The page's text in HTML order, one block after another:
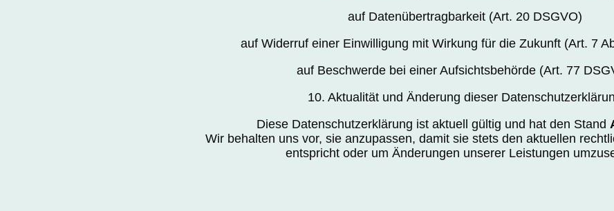
auf Datenübertragbarkeit (Art. 20 DSGVO)
auf Widerruf einer Einwilligung mit Wirkung für die Zukunft (Art. 7
auf Beschwerde bei einer Aufsichtsbehörde (Art. 77
10. Aktualität und Änderung dieser
Diese Datenschutzerklärung ist aktuell gültig und hat den Stand
Wir behalten uns vor, sie anzupassen, damit sie stets den aktuellen
entspricht oder um Änderungen unserer Leistungen